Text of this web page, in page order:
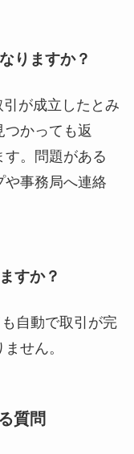
りますか？
が成立したとみ
つかっても返
。問題がある
や事務局へ連絡
すか？
自動で取引が完
せん。
質問